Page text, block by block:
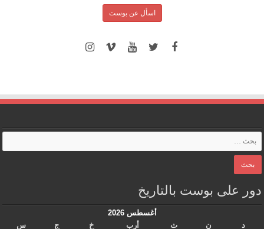
اسأل عن بوست
دور على بوست بالتاريخ
أغسطس 2026
د
ن ث أرب خ ج
س